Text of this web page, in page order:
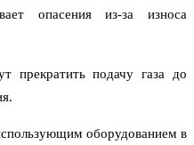
опасения из-за износа
прекратить подачу газа до
оборудованием в